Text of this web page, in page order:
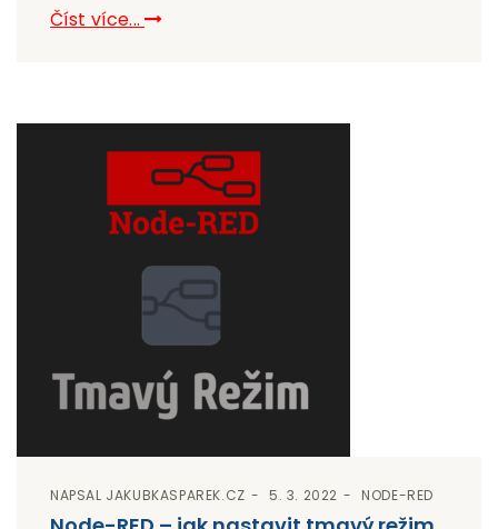
Číst více...
NAPSAL JAKUBKASPAREK.CZ 5. 3. 2022 NODE-RED